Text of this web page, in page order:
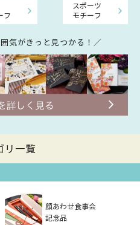
フ
スポーツ
モチーフ
気がきっと見つかる！／
リ一覧
顔あわせ食事会
記念品